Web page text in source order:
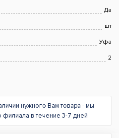
Да
шт
Уфа
2
нужного Вам товара - мы
в течение 3-7 дней